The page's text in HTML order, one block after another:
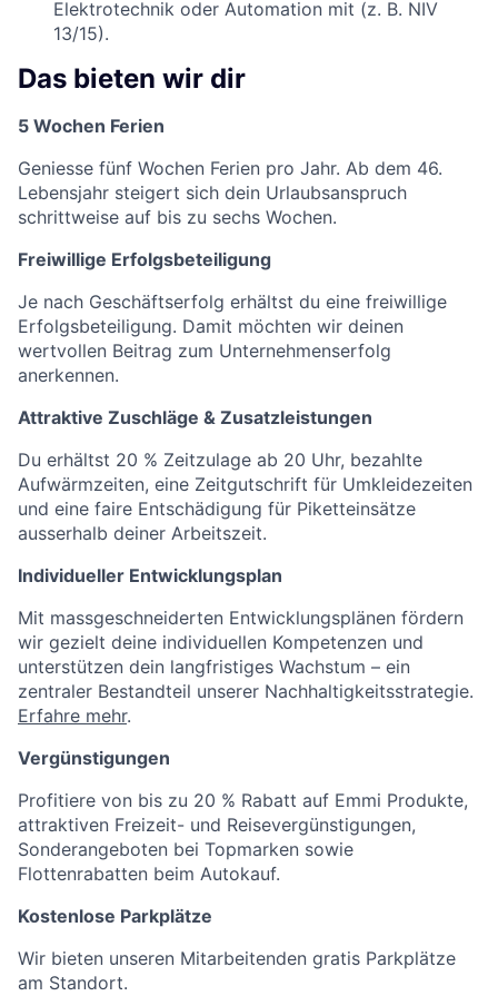
Elektrotechnik oder Automation mit (z. B. NIV
13/15).
Das bieten wir dir
5 Wochen Ferien
Geniesse fünf Wochen Ferien pro Jahr. Ab dem 46.
Lebensjahr steigert sich dein Urlaubsanspruch
schrittweise auf bis zu sechs Wochen.
Freiwillige Erfolgsbeteiligung
Je nach Geschäftserfolg erhältst du eine freiwillige
Erfolgsbeteiligung. Damit möchten wir deinen
wertvollen Beitrag zum Unternehmenserfolg
anerkennen.
Attraktive Zuschläge & Zusatzleistungen
Du erhältst 20 % Zeitzulage ab 20 Uhr, bezahlte
Aufwärmzeiten, eine Zeitgutschrift für Umkleidezeiten
und eine faire Entschädigung für Piketteinsätze
ausserhalb deiner Arbeitszeit.
Individueller Entwicklungsplan
Mit massgeschneiderten Entwicklungsplänen fördern
wir gezielt deine individuellen Kompetenzen und
unterstützen dein langfristiges Wachstum – ein
zentraler Bestandteil unserer Nachhaltigkeitsstrategie.
Erfahre mehr.
Vergünstigungen
Profitiere von bis zu 20 % Rabatt auf Emmi Produkte,
attraktiven Freizeit- und Reisevergünstigungen,
Sonderangeboten bei Topmarken sowie
Flottenrabatten beim Autokauf.
Kostenlose Parkplätze
Wir bieten unseren Mitarbeitenden gratis Parkplätze
am Standort.